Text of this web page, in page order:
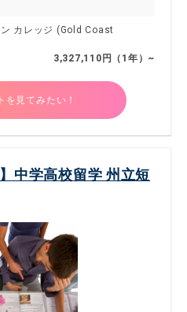
カレッジ (Gold Coast
3,327,110円（1年）~
を見てみたい！
中学高校留学 州立短